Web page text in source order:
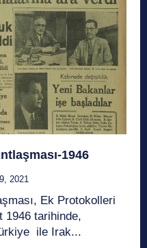
1946
2021
Ek Protokolleri
1946 tarihinde,
ile Irak...